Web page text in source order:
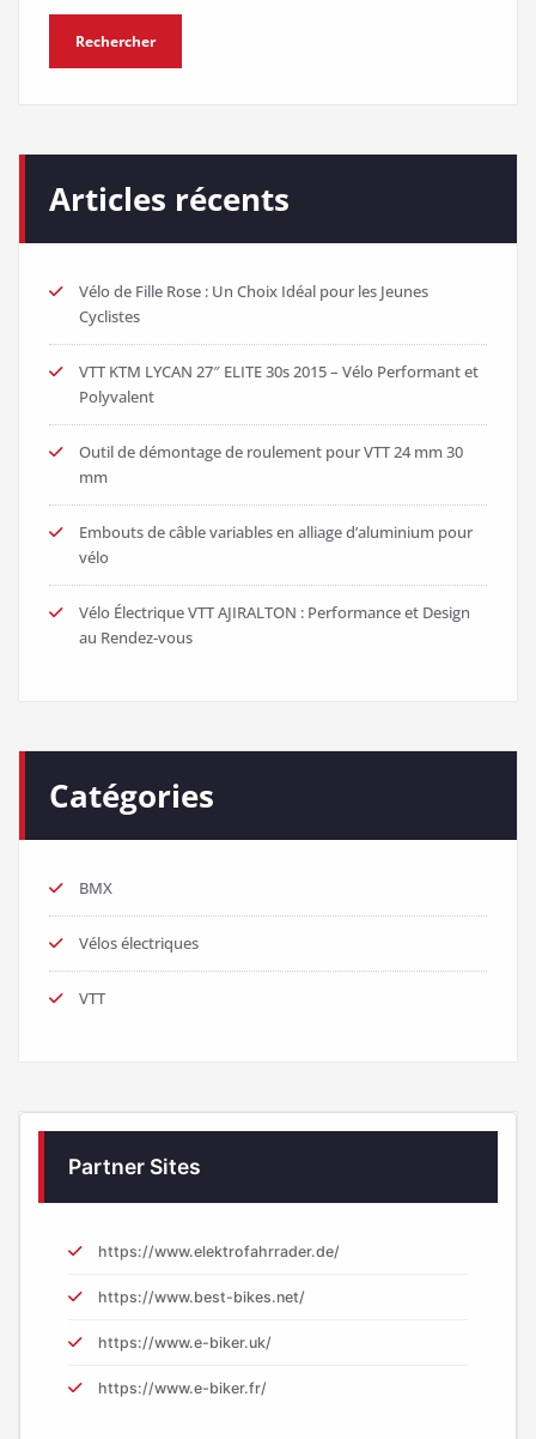
Rechercher
Articles récents
Vélo de Fille Rose : Un Choix Idéal pour les Jeunes
Cyclistes
VTT KTM LYCAN 27″ ELITE 30s 2015 – Vélo Performant et
Polyvalent
Outil de démontage de roulement pour VTT 24 mm 30
mm
Embouts de câble variables en alliage d’aluminium pour
vélo
Vélo Électrique VTT AJIRALTON : Performance et Design
au Rendez-vous
Catégories
BMX
Vélos électriques
VTT
Partner Sites
https://www.elektrofahrrader.de/
https://www.best-bikes.net/
https://www.e-biker.uk/
https://www.e-biker.fr/